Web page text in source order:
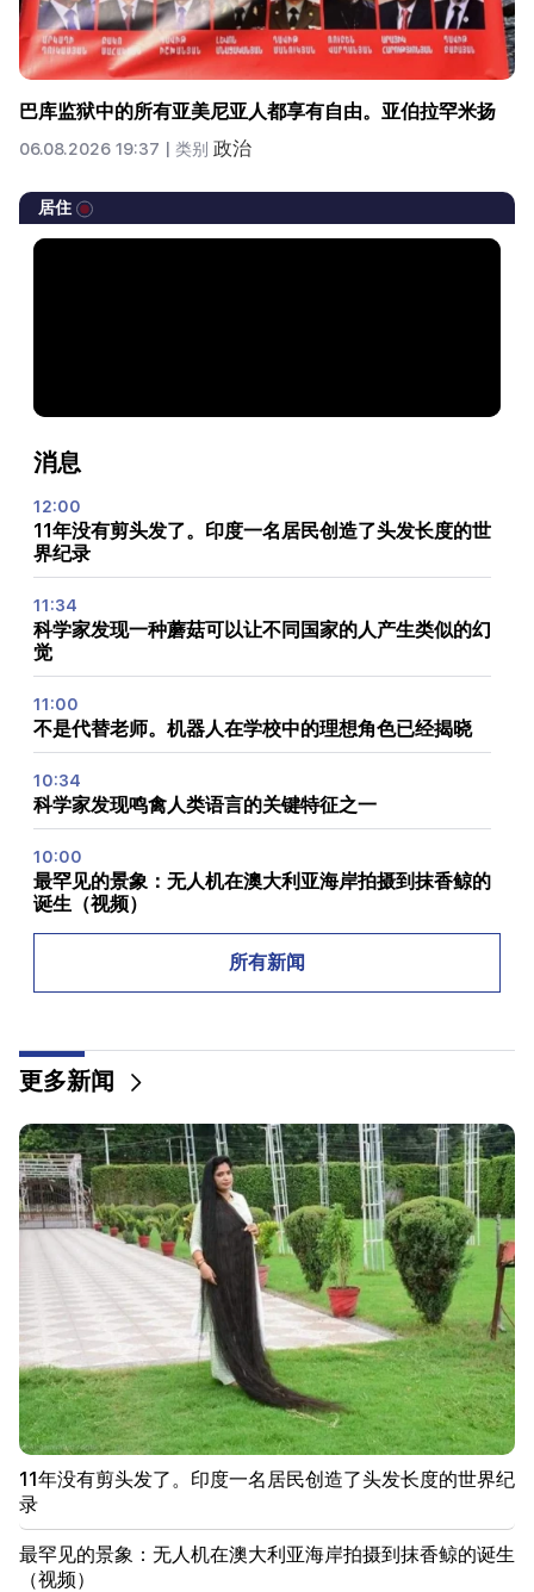
巴库监狱中的所有亚美尼亚人都享有自由。亚伯拉罕米扬
06.08.2026 19:37 | 类别 政治
居住
消息
12:00
11年没有剪头发了。印度一名居民创造了头发长度的世
界纪录
11:34
科学家发现一种蘑菇可以让不同国家的人产生类似的幻
觉
11:00
不是代替老师。机器人在学校中的理想角色已经揭晓
10:34
科学家发现鸣禽人类语言的关键特征之一
10:00
最罕见的景象：无人机在澳大利亚海岸拍摄到抹香鲸的
诞生（视频）
许多地址将在很长一段时间内没有gas
未来几天的天气怎么样？
23:01
埃里温发生的悲惨事件
反对派的处境并不令人羡慕。在他们面前的是经验丰富
的煽动者（视频）
21:56
“重罪犯想要从医院买一个甜甜圈。” Gor Hakobyan
亲手为儿子制作甜甜圈（视频）
21:19
塔斯社：美国特使未来10天内可能访问基辅和莫斯科
20:57
影响者因政治广告将被罚款 5,000 美元
所有新闻
更多新闻
11年没有剪头发了。印度一名居民创造了头发长度的世界纪
录
最罕见的景象：无人机在澳大利亚海岸拍摄到抹香鲸的诞生
（视频）